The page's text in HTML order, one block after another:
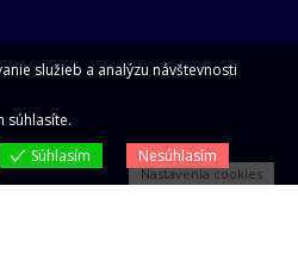
služieb a analýzu návštevnosti
súhlasíte.
Súhlasím Nesúhlasím
Nastavenia cookies